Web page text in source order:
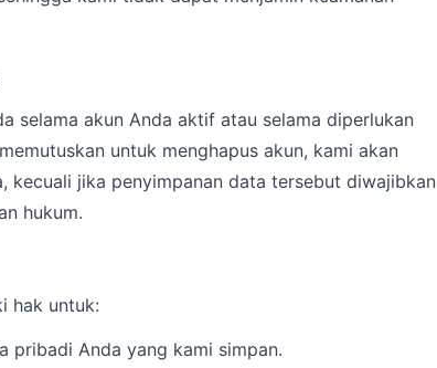
selama akun Anda aktif atau selama diperlukan
untuk menghapus akun, kami akan
kecuali jika penyimpanan data tersebut diwajibkan
hukum.
hak untuk:
pribadi Anda yang kami simpan.